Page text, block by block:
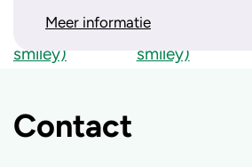
Meer informatie
Contact